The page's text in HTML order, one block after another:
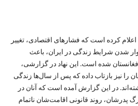
کرده است که فشارهای اقتصادی، تغییر
شدن شرایط زندگی در ایران، باعث
شده است. این نهاد در گزارشی،
را نیز بازتاب داده که پس از سال‌ها زندگی
در این گزارش آمده است که آنان در
پدرشان، روند قانونی اقامت‌شان ناتمام